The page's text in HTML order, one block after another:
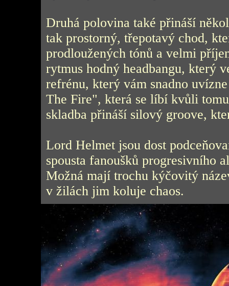
Druhá polovina také přináší
tak prostorný, třepotavý chod,
prodloužených tónů a velmi
rytmus hodný headbangu, který
refrénu, který vám snadno
The Fire", která se líbí kvůli
skladba přináší silový groove,
Lord Helmet jsou dost
spousta fanoušků progresivního
Možná mají trochu kýčovitý
v žilách jim koluje chaos.